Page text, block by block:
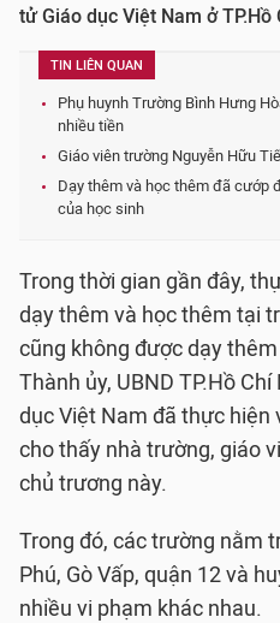
tử Giáo dục Việt Nam ở TP.Hồ
TIN LIÊN QUAN
Phụ huynh Trường Bình Hưng
nhiều tiền
Giáo viên trường Nguyễn Hữu
Dạy thêm và học thêm đã cướp
của học sinh
Trong thời gian gần đây,
dạy thêm và học thêm tại
cũng không được dạy
Thành ủy, UBND TP.Hồ
dục Việt Nam đã thực hiện
cho thấy nhà trường, giáo
chủ trương này.
Trong đó, các trường nằm
Phú, Gò Vấp, quận 12 và
nhiều vi phạm khác nhau.